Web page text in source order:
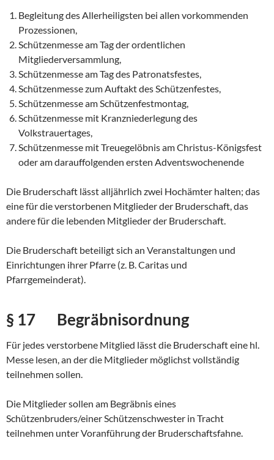
Begleitung des Allerheiligsten bei allen vorkommenden
Prozessionen,
Schützenmesse am Tag der ordentlichen
Mitgliederversammlung,
Schützenmesse am Tag des Patronatsfestes,
Schützenmesse zum Auftakt des Schützenfestes,
Schützenmesse am Schützenfestmontag,
Schützenmesse mit Kranzniederlegung des
Volkstrauertages,
Schützenmesse mit Treuegelöbnis am Christus-Königsfest
oder am darauffolgenden ersten Adventswochenende
Die Bruderschaft lässt alljährlich zwei Hochämter halten; das
eine für die verstorbenen Mitglieder der Bruderschaft, das
andere für die lebenden Mitglieder der Bruderschaft.
Die Bruderschaft beteiligt sich an Veranstaltungen und
Einrichtungen ihrer Pfarre (z. B. Caritas und
Pfarrgemeinderat).
§ 17 Begräbnisordnung
Für jedes verstorbene Mitglied lässt die Bruderschaft eine hl.
Messe lesen, an der die Mitglieder möglichst vollständig
teilnehmen sollen.
Die Mitglieder sollen am Begräbnis eines
Schützenbruders/einer Schützenschwester in Tracht
teilnehmen unter Voranführung der Bruderschaftsfahne.